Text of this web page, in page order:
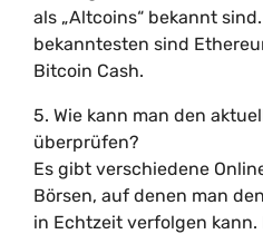
als „Altcoins“ bekannt
bekanntesten sind
Bitcoin Cash.
5. Wie kann man den
überprüfen?
Es gibt verschiedene
Börsen, auf denen man
in Echtzeit verfolgen kann.